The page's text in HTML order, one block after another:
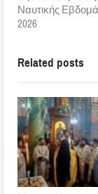
Ναυτικής
2026
Related posts